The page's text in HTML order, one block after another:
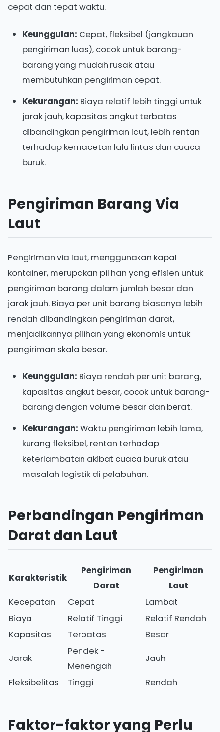
cepat dan tepat waktu.
Keunggulan: Cepat, fleksibel (jangkauan
pengiriman luas), cocok untuk barang-
barang yang mudah rusak atau
membutuhkan pengiriman cepat.
Kekurangan: Biaya relatif lebih tinggi untuk
jarak jauh, kapasitas angkut terbatas
dibandingkan pengiriman laut, lebih rentan
terhadap kemacetan lalu lintas dan cuaca
buruk.
Pengiriman Barang Via
Laut
Pengiriman via laut, menggunakan kapal
kontainer, merupakan pilihan yang efisien untuk
pengiriman barang dalam jumlah besar dan
jarak jauh. Biaya per unit barang biasanya lebih
rendah dibandingkan pengiriman darat,
menjadikannya pilihan yang ekonomis untuk
pengiriman skala besar.
Keunggulan: Biaya rendah per unit barang,
kapasitas angkut besar, cocok untuk barang-
barang dengan volume besar dan berat.
Kekurangan: Waktu pengiriman lebih lama,
kurang fleksibel, rentan terhadap
keterlambatan akibat cuaca buruk atau
masalah logistik di pelabuhan.
Perbandingan Pengiriman
Darat dan Laut
Karakteristik
Pengiriman
Darat
Pengiriman
Laut
Kecepatan
Cepat
Lambat
Biaya
Relatif Tinggi
Relatif Rendah
Kapasitas
Terbatas
Besar
Jarak
Pendek -
Menengah
Jauh
Fleksibelitas Tinggi Rendah
Faktor-faktor yang Perlu